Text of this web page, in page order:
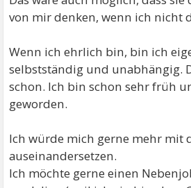
von mir denken, wenn ich nicht
Wenn ich ehrlich bin, bin ich
selbstständig und unabhängig.
schon. Ich bin schon sehr früh
geworden.
Ich würde mich gerne mehr mit
auseinandersetzen.
Ich möchte gerne einen